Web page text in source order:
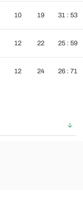
10 19 31 : 53
12 22 25 : 59
12 24 26 : 71